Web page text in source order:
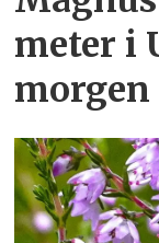
meter i
morgen